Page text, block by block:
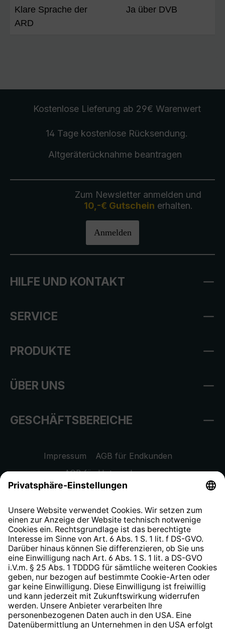
Klare Sprache der
ARD
Ja über DVB
Kostenlose Lieferung ab 29€ Warenwert
14 Tage kostenlose Rücksendung.
Altgeräterücknahmebeantragen
Zum Newsletter anmelden und
10,-€ Gutschein erhalten.
Anmelden
HILFE UND KONTAKT
SERVICE
PRODUKTE
ÜBER UNS
GESCHÄFTSBEREICHE
Impressum
AGB für Endkunden
AGB für Unternehmen
Datenschutzhinweis
Widerrufsrecht
Hinweisgeberschutzsystem
Barrierefreiheit